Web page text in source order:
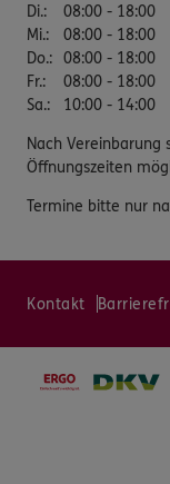
Di.:
08:00 - 18:00
Mi.:
08:00 - 18:00
Do.: 08:00 - 18:00
Fr.:
08:00 - 18:00
Sa.: 10:00 - 14:00
Nach Vereinbarung
Öffnungszeiten
Termine bitte nur
Kontakt